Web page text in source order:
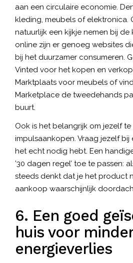
aan een circulaire economie.
kleding, meubels of elektronica.
natuurlijk een kijkje nemen bij
online zijn er genoeg websites
bij het duurzamer consumeren.
Vinted voor het kopen en
Marktplaats voor meubels of
Marketplace de tweedehands
buurt.
Ook is het belangrijk om jezelf
impulsaankopen. Vraag jezelf
het echt nodig hebt. Een
’30 dagen regel’ toe te passen:
steeds denkt dat je het product
aankoop waarschijnlijk
6. Een goed
huis voor minder
energieverlies